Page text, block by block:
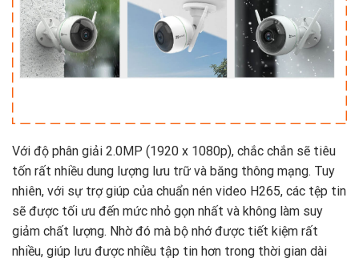
Với độ phân giải 2.0MP (1920 x 1080p), chắc chắn sẽ tiêu
tốn rất nhiều dung lượng lưu trữ và băng thông mạng. Tuy
nhiên, với sự trợ giúp của chuẩn nén video H265, các tệp tin
sẽ được tối ưu đến mức nhỏ gọn nhất và không làm suy
giảm chất lượng. Nhờ đó mà bộ nhớ được tiết kiệm rất
nhiều, giúp lưu được nhiều tập tin hơn trong thời gian dài